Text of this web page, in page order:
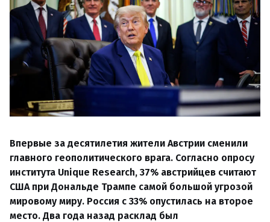
Впервые за десятилетия жители Австрии сменили
главного геополитического врага. Согласно опросу
института Unique Research, 37% австрийцев считают
США при Дональде Трампе самой большой угрозой
мировому миру. Россия с 33% опустилась на второе
место. Два года назад расклад был